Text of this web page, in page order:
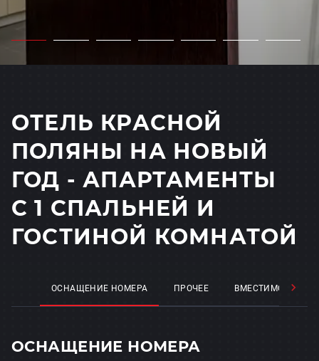
ОТЕЛЬ КРАСНОЙ
ПОЛЯНЫ НА НОВЫЙ
ГОД - АПАРТАМЕНТЫ
С 1 СПАЛЬНЕЙ И
ГОСТИНОЙ КОМНАТОЙ
ОСНАЩЕНИЕ НОМЕРА ПРОЧЕЕ ВМЕСТИМОСТЬ
ОСНАЩЕНИЕ НОМЕРА